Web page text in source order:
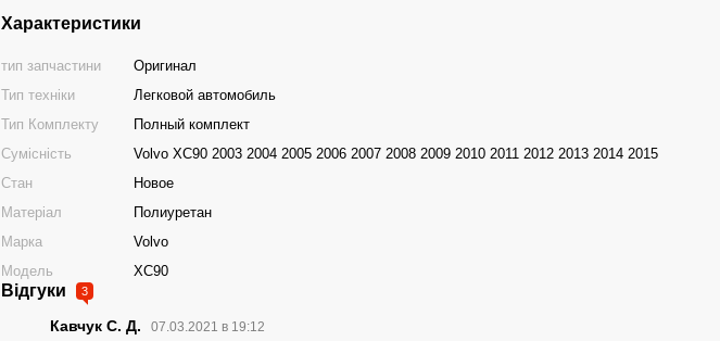
Характеристики
тип запчастини
Оригинал
Тип техніки
Легковой автомобиль
Тип Комплекту
Полный комплект
Сумісність
Volvo ХС90 2003 2004 2005 2006 2007 2008 2009 2010 2011 2012 2013 2014 2015
Стан
Новое
Матеріал
Полиуретан
Марка
Volvo
Модель
XC90
Відгуки 3
Кавчук C. Д. 07.03.2021 в 19:12